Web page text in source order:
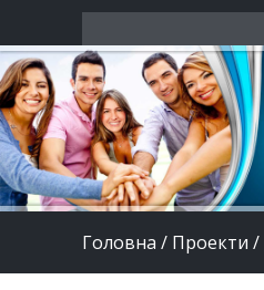
Головна / Проекти /